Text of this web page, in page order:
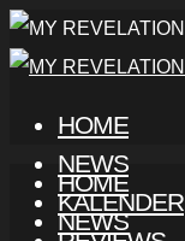
HOME
NEWS
KALENDER
HOME
NEWS